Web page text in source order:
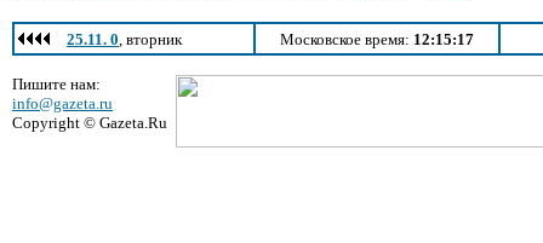
25.11. 0, вторник Московское время: 12:15:17
Пишите нам:
info@gazeta.ru
Copyright © Gazeta.Ru